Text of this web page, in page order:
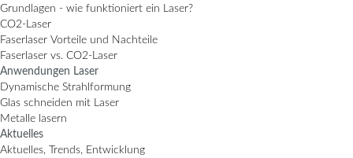
Grundlagen - wie funktioniert ein Laser?
CO2-Laser
Faserlaser Vorteile und Nachteile
Faserlaser vs. CO2-Laser
Anwendungen Laser
Dynamische Strahlformung
Glas schneiden mit Laser
Metalle lasern
Aktuelles
Aktuelles, Trends, Entwicklung